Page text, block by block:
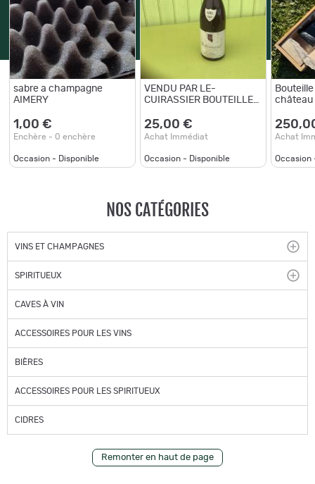
sabre a champagne
AIMERY
1,00 €
Enchère - 0 enchère
Occasion - Disponible
VENDU PAR LE-
CUIRASSIER BOUTEILLE
POMMARD BERNARD
CAILLET COTE D'OR
25,00 €
Achat Immédiat
Occasion - Disponible
château
Achat
Occasion
NOS CATÉGORIES
VINS ET CHAMPAGNES
SPIRITUEUX
CAVES À VIN
ACCESSOIRES POUR LES VINS
BIÈRES
ACCESSOIRES POUR LES SPIRITUEUX
CIDRES
Remonter en haut de page